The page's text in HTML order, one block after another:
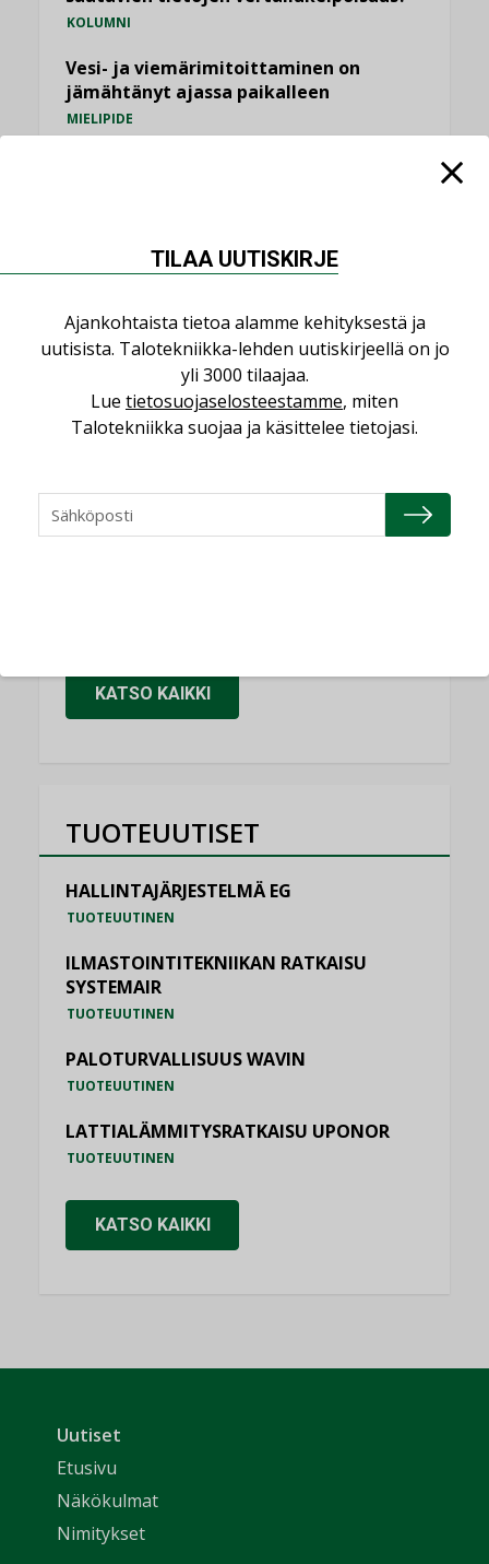
KOLUMNI
Vesi- ja viemärimitoittaminen on
jämähtänyt ajassa paikalleen
MIELIPIDE
NIMITYKSET
NIMITYKSET
Granlund Oy
KATSO KAIKKI
TUOTEUUTISET
HALLINTAJÄRJESTELMÄ EG
TUOTEUUTINEN
ILMASTOINTITEKNIIKAN RATKAISU
SYSTEMAIR
TUOTEUUTINEN
PALOTURVALLISUUS WAVIN
TUOTEUUTINEN
LATTIALÄMMITYSRATKAISU UPONOR
TUOTEUUTINEN
KATSO KAIKKI
Uutiset
Etusivu
Näkökulmat
Nimitykset
TILAA UUTISKIRJE
Ajankohtaista tietoa alamme kehityksestä ja
uutisista. Talotekniikka-lehden uutiskirjeellä on jo
yli 3000 tilaajaa.
Lue tietosuojaselosteestamme, miten
Talotekniikka suojaa ja käsittelee tietojasi.